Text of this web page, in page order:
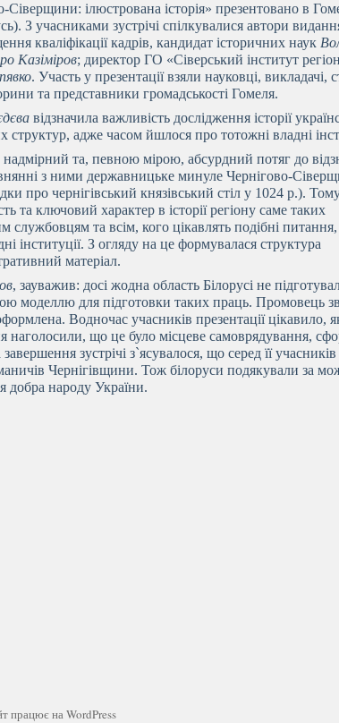
ілюстрована історія» презентовано в
З учасниками зустрічі спілкувалися автори
кваліфікації кадрів, кандидат історичних наук
Казіміров; директор ГО «Сіверський інститут
. Участь у презентації взяли науковці, викладачі,
та представники громадськості Гомеля.
відзначила важливість дослідження історії
адже часом йшлося про тотожні владні
та, певною мірою, абсурдний потяг до
з ними державницьке минуле Чернігово-
про чернігівський князівський стіл у 1024 р.).
та ключовий характер в історії регіону саме таких
та всім, кого цікавлять подібні питання,
інституції. З огляду на це формувалася структура
матеріал.
, зауважив: досі жодна область Білорусі не
моделлю для підготовки таких праць. Промовець
Водночас учасників презентації цікавило,
що це було місцеве самоврядування,
зустрічі з`ясувалося, що серед її учасників
Чернігівщини. Тож білоруси подякували за
добра народу України.
працює на WordPress